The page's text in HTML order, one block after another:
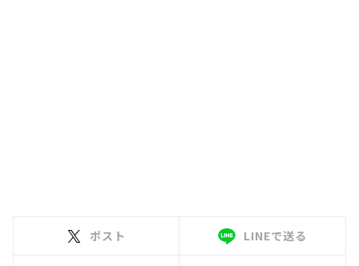
ポスト LINEで送る